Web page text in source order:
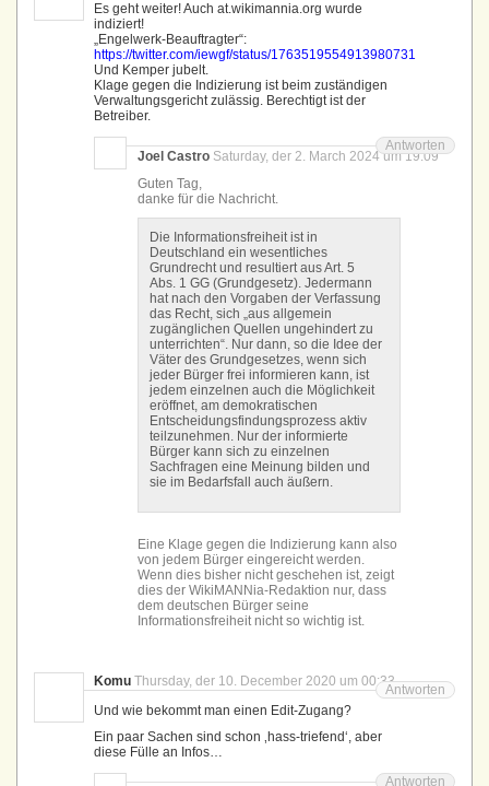
Es geht weiter! Auch at.wikimannia.org wurde
indiziert!
„Engelwerk-Beauftragter“:
https://twitter.com/iewgf/status/1763519554913980731
Und Kemper jubelt.
Klage gegen die Indizierung ist beim zuständigen
Verwaltungsgericht zulässig. Berechtigt ist der
Betreiber.
Joel Castro Saturday, der 2. March 2024 um 19:09
Guten Tag,
danke für die Nachricht.
Die Informationsfreiheit ist in
Deutschland ein wesentliches
Grundrecht und resultiert aus Art. 5
Abs. 1 GG (Grundgesetz). Jedermann
hat nach den Vorgaben der Verfassung
das Recht, sich „aus allgemein
zugänglichen Quellen ungehindert zu
unterrichten“. Nur dann, so die Idee der
Väter des Grundgesetzes, wenn sich
jeder Bürger frei informieren kann, ist
jedem einzelnen auch die Möglichkeit
eröffnet, am demokratischen
Entscheidungs­findungs­prozess aktiv
teilzunehmen. Nur der informierte
Bürger kann sich zu einzelnen
Sachfragen eine Meinung bilden und
sie im Bedarfsfall auch äußern.
Eine Klage gegen die Indizierung kann also
von jedem Bürger eingereicht werden.
Wenn dies bisher nicht geschehen ist, zeigt
dies der WikiMANNia-Redaktion nur, dass
dem deutschen Bürger seine
Informationsfreiheit nicht so wichtig ist.
Antworten
Komu Thursday, der 10. December 2020 um 00:33
Und wie bekommt man einen Edit-Zugang?
Ein paar Sachen sind schon ‚hass-triefend‘, aber
diese Fülle an Infos…
Antworten
Antworten